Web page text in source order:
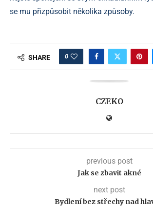
se mu přizpůsobit několika způsoby.
SHARE 0
CZEKO
previous post
Jak se zbavit akné
next post
Bydlení bez střechy nad